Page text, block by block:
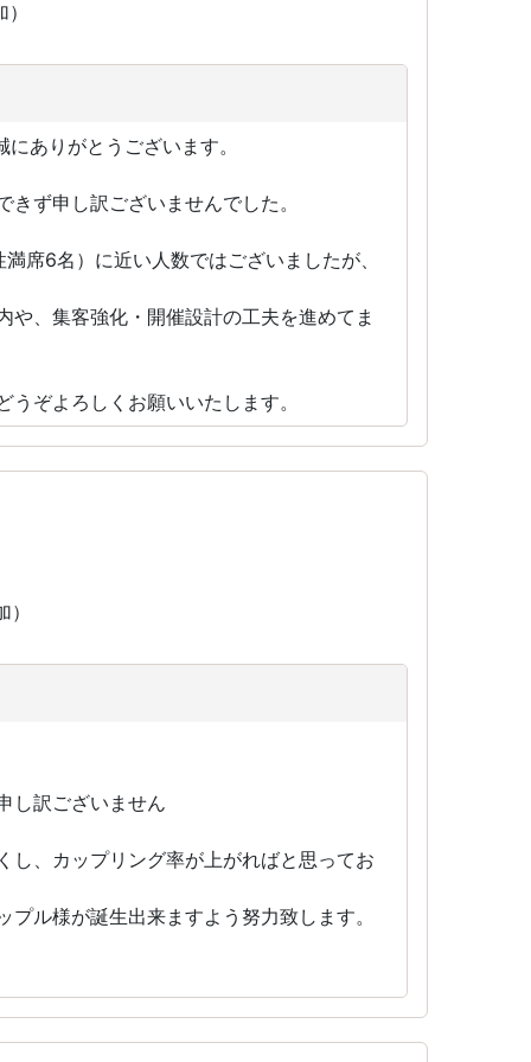
ありがとうございます。
ず申し訳ございませんでした。
席6名）に近い人数ではございましたが、
、集客強化・開催設計の工夫を進めてま
ぞよろしくお願いいたします。
し訳ございません
し、カップリング率が上がればと思ってお
ル様が誕生出来ますよう努力致します。